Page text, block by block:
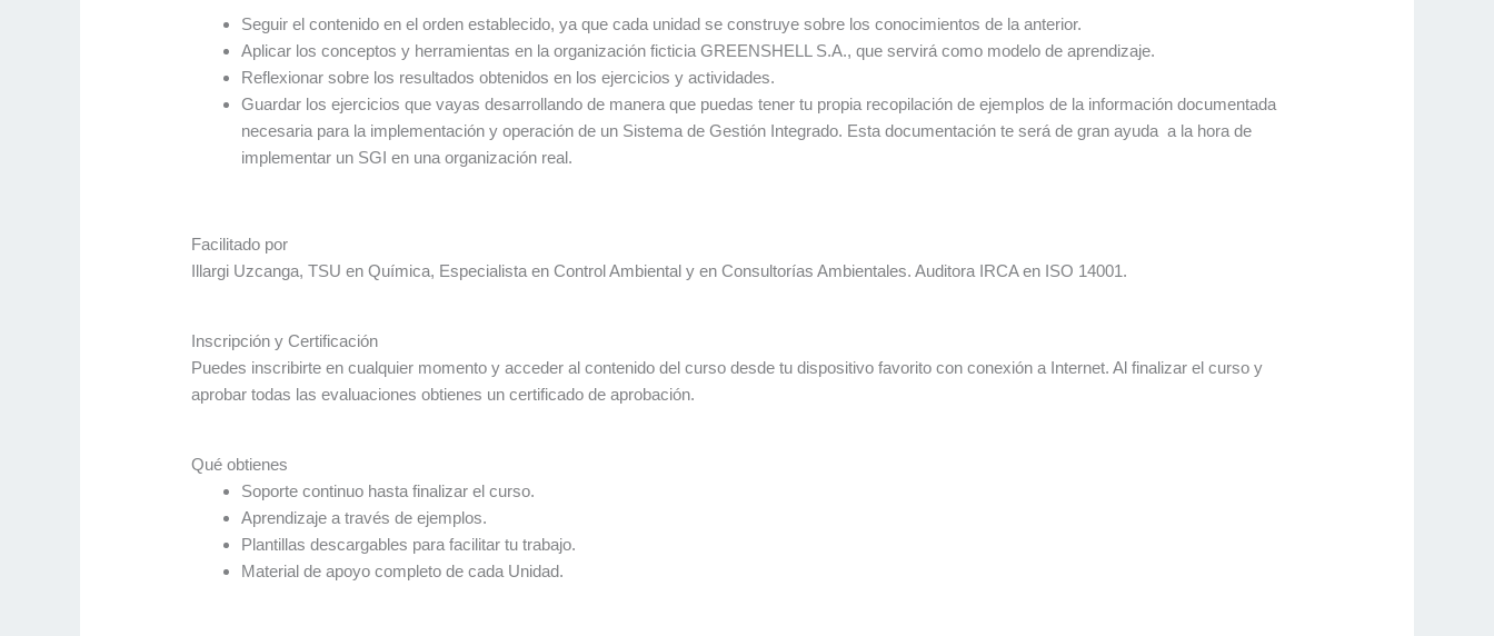
Seguir el contenido en el orden establecido, ya que cada unidad se construye sobre los conocimientos de la anterior.
Aplicar los conceptos y herramientas en la organización ficticia GREENSHELL S.A., que servirá como modelo de aprendizaje.
Reflexionar sobre los resultados obtenidos en los ejercicios y actividades.
Guardar los ejercicios que vayas desarrollando de manera que puedas tener tu propia recopilación de ejemplos de la información documentada
necesaria para la implementación y operación de un Sistema de Gestión Integrado. Esta documentación te será de gran ayuda a la hora de
implementar un SGI en una organización real.
Facilitado por
Illargi Uzcanga, TSU en Química, Especialista en Control Ambiental y en Consultorías Ambientales. Auditora IRCA en ISO 14001.
Inscripción y Certificación
Puedes inscribirte en cualquier momento y acceder al contenido del curso desde tu dispositivo favorito con conexión a Internet. Al finalizar el curso y
aprobar todas las evaluaciones obtienes un certificado de aprobación.
Qué obtienes
Soporte continuo hasta finalizar el curso.
Aprendizaje a través de ejemplos.
Plantillas descargables para facilitar tu trabajo.
Material de apoyo completo de cada Unidad.